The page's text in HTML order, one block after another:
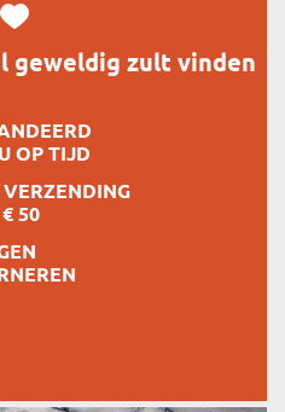
geweldig zult vinden
OP TIJD
VERZENDING
50